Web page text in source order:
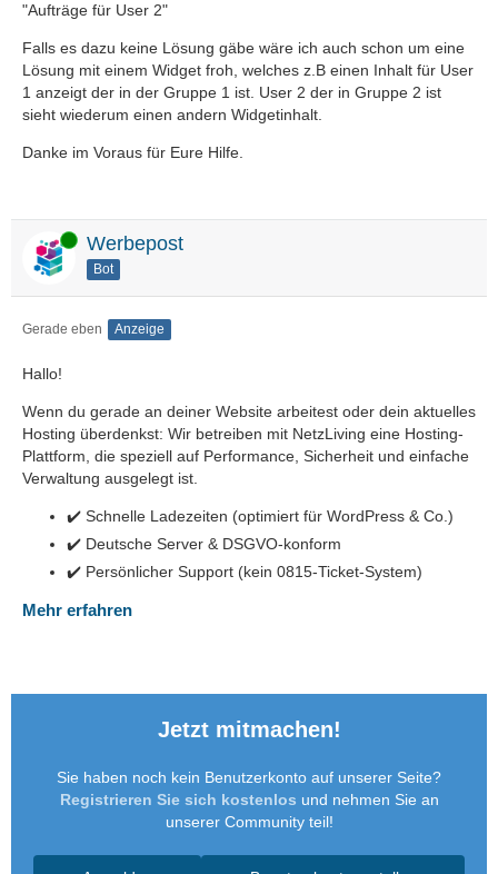
"Aufträge für User 2"
Falls es dazu keine Lösung gäbe wäre ich auch schon um eine
Lösung mit einem Widget froh, welches z.B einen Inhalt für User
1 anzeigt der in der Gruppe 1 ist. User 2 der in Gruppe 2 ist
sieht wiederum einen andern Widgetinhalt.
Danke im Voraus für Eure Hilfe.
Online Werbepost
Bot
Gerade eben Anzeige
Hallo!
Wenn du gerade an deiner Website arbeitest oder dein aktuelles
Hosting überdenkst: Wir betreiben mit NetzLiving eine Hosting-
Plattform, die speziell auf Performance, Sicherheit und einfache
Verwaltung ausgelegt ist.
✔️ Schnelle Ladezeiten (optimiert für WordPress & Co.)
✔️ Deutsche Server & DSGVO-konform
✔️ Persönlicher Support (kein 0815-Ticket-System)
Mehr erfahren
Jetzt mitmachen!
Sie haben noch kein Benutzerkonto auf unserer Seite?
Registrieren Sie sich kostenlos und nehmen Sie an
unserer Community teil!